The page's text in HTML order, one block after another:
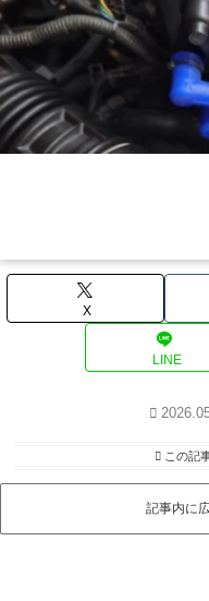
X
LINE
この記
記事内に